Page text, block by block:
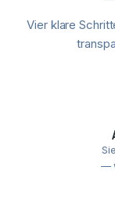
Vier klare
—